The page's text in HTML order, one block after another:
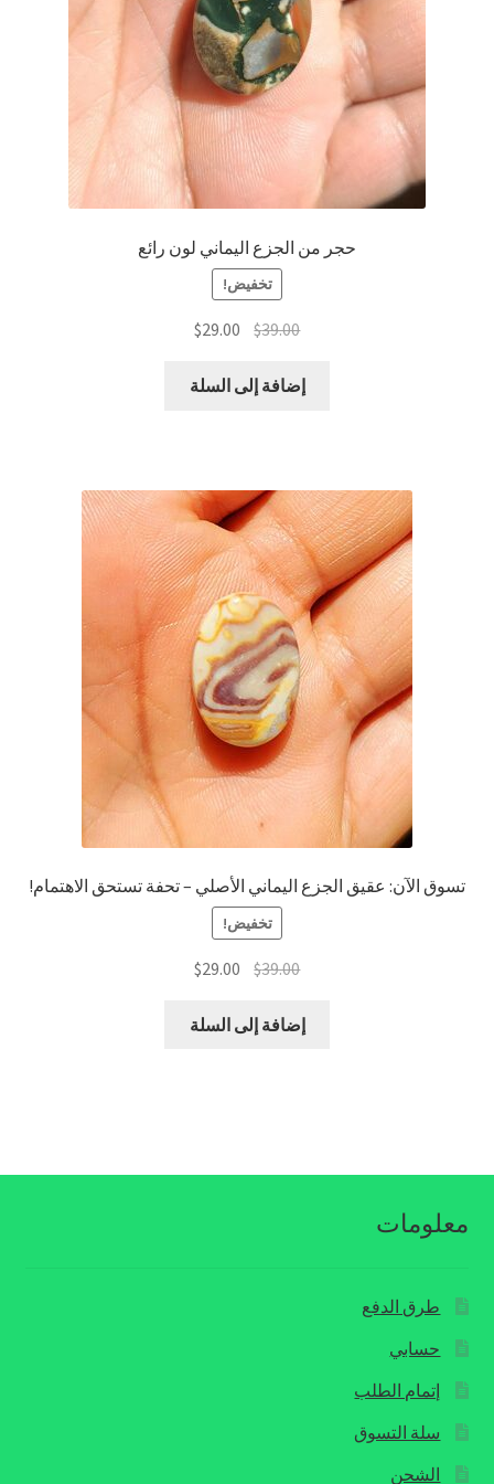
حجر من الجزع اليماني لون رائع
تخفيض!
$39.00
السعر
هو:
$29.00 السعر
هو:إضافة إلى السلة
تسوق الآن: عقيق الجزع اليماني الأصلي – تحفة تستحق الاهتمام!
تخفيض!
$39.00
السعر
هو:
$29.00 السعر
هو:إضافة إلى السلة
معلومات
طرق الدفع
حسابي
إتمام الطلب
سلة التسوق
الشحن